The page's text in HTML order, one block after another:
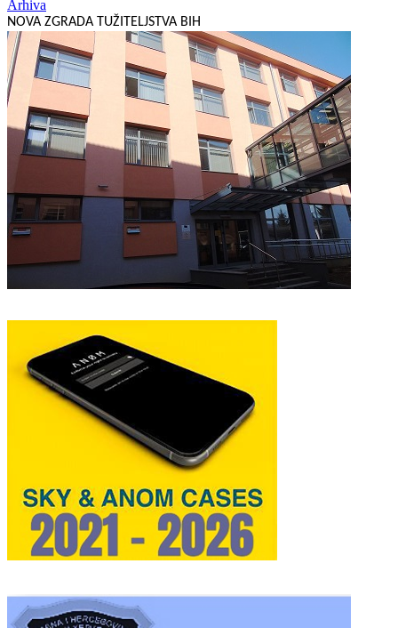
Arhiva
NOVA ZGRADA TUŽITELJSTVA BIH